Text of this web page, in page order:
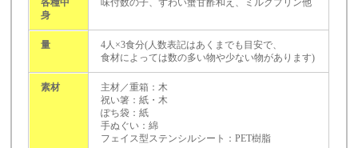
各種中
身
味付数の子、ずわい蟹甘酢和え、ミルクプリン他
量
4人×3食分(人数表記はあくまでも目安で、
食材によっては数の多い物や少ない物があります)
素材
主材／重箱：木
祝い箸：紙・木
ぽち袋：紙
手ぬぐい：綿
フェイス型ステンシルシート：PET樹脂